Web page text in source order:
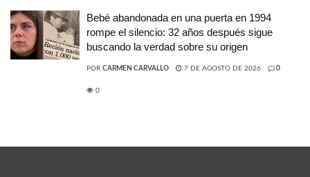
Bebé abandonada en una puerta en 1994
rompe el silencio: 32 años después sigue
buscando la verdad sobre su origen
POR CARMEN CARVALLO 7 DE AGOSTO DE 2026 0
0